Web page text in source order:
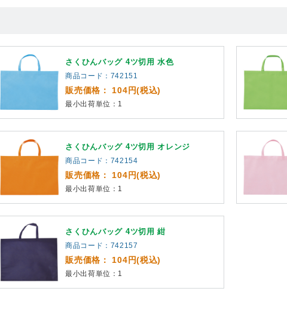
さくひんバッグ 4ツ切用 水色
商品コード：742151
販売価格： 104円(税込)
最小出荷単位：1
さくひんバッグ 4ツ切用 オレンジ
商品コード：742154
販売価格： 104円(税込)
最小出荷単位：1
さくひんバッグ 4ツ切用 紺
商品コード：742157
販売価格： 104円(税込)
最小出荷単位：1